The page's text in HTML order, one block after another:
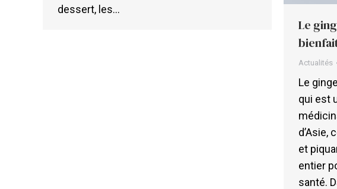
dessert, les…
Le
Actualités
Le
qui est
d’Asie,
et
entier
santé.